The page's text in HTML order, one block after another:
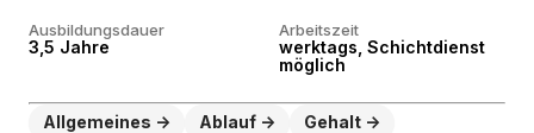
Ausbildungsdauer
3,5 Jahre
Arbeitszeit
werktags, Schichtdienst
möglich
Allgemeines Ablauf
Gehalt